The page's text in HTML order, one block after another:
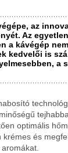
az
Az
a kávégép
kedvelői is
a
optimális
és